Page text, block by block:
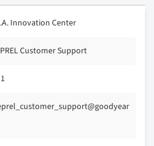
Innovation Center
Customer Support